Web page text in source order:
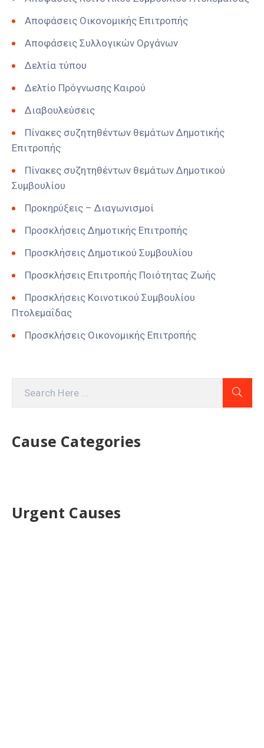
Αποφάσεις Οικονομικής Επιτροπής
Αποφάσεις Συλλογικών Οργάνων
Δελτία τύπου
Δελτίο Πρόγνωσης Καιρού
Διαβουλεύσεις
Πίνακες συζητηθέντων θεμάτων Δημοτικής
Επιτροπής
Πίνακες συζητηθέντων θεμάτων Δημοτικού
Συμβουλίου
Προκηρύξεις – Διαγωνισμοί
Προσκλήσεις Δημοτικής Επιτροπής
Προσκλήσεις Δημοτικού Συμβουλίου
Προσκλήσεις Επιτροπής Ποιότητας Ζωής
Προσκλήσεις Κοινοτικού Συμβουλίου
Πτολεμαΐδας
Προσκλήσεις Οικονομικής Επιτροπής
Cause Categories
Urgent Causes